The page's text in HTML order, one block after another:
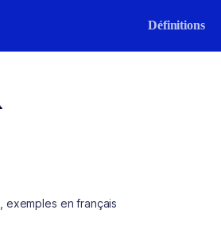
Définitions
exemples en français